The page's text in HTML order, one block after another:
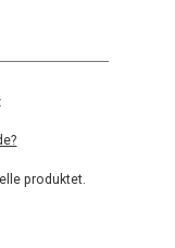
produktet.